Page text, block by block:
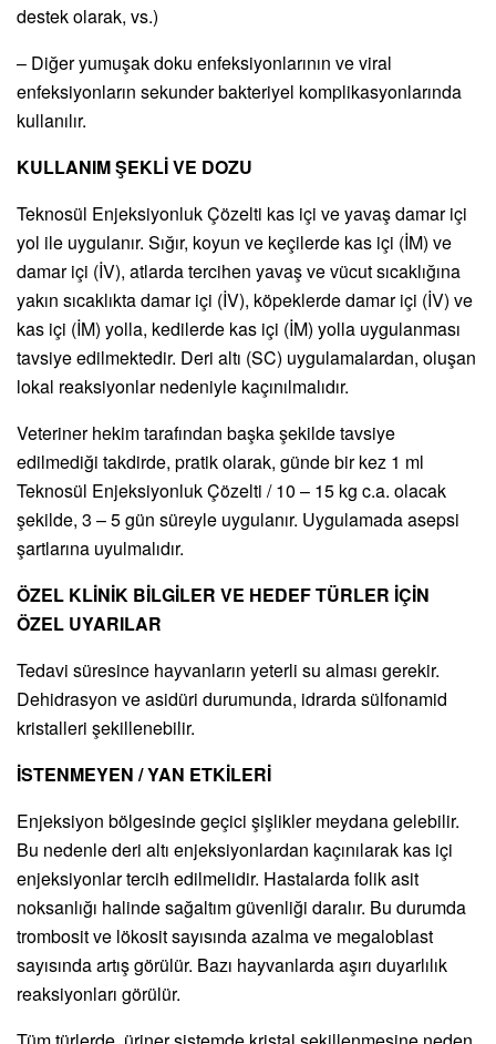
destek olarak, vs.)
– Diğer yumuşak doku enfeksiyonlarının ve viral
enfeksiyonların sekunder bakteriyel komplikasyonlarında
kullanılır.
KULLANIM ŞEKLİ VE DOZU
Teknosül Enjeksiyonluk Çözelti kas içi ve yavaş damar içi
yol ile uygulanır. Sığır, koyun ve keçilerde kas içi (İM) ve
damar içi (İV), atlarda tercihen yavaş ve vücut sıcaklığına
yakın sıcaklıkta damar içi (İV), köpeklerde damar içi (İV) ve
kas içi (İM) yolla, kedilerde kas içi (İM) yolla uygulanması
tavsiye edilmektedir. Deri altı (SC) uygulamalardan, oluşan
lokal reaksiyonlar nedeniyle kaçınılmalıdır.
Veteriner hekim tarafından başka şekilde tavsiye
edilmediği takdirde, pratik olarak, günde bir kez 1 ml
Teknosül Enjeksiyonluk Çözelti / 10 – 15 kg c.a. olacak
şekilde, 3 – 5 gün süreyle uygulanır. Uygulamada asepsi
şartlarına uyulmalıdır.
ÖZEL KLİNİK BİLGİLER VE HEDEF TÜRLER İÇİN
ÖZEL UYARILAR
Tedavi süresince hayvanların yeterli su alması gerekir.
Dehidrasyon ve asidüri durumunda, idrarda sülfonamid
kristalleri şekillenebilir.
İSTENMEYEN / YAN ETKİLERİ
Enjeksiyon bölgesinde geçici şişlikler meydana gelebilir.
Bu nedenle deri altı enjeksiyonlardan kaçınılarak kas içi
enjeksiyonlar tercih edilmelidir. Hastalarda folik asit
noksanlığı halinde sağaltım güvenliği daralır. Bu durumda
trombosit ve lökosit sayısında azalma ve megaloblast
sayısında artış görülür. Bazı hayvanlarda aşırı duyarlılık
reaksiyonları görülür.